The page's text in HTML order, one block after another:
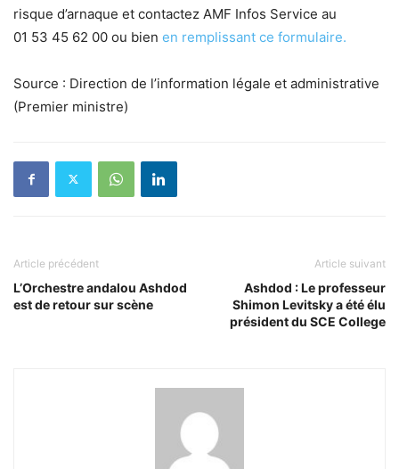
risque d’arnaque et contactez AMF Infos Service au
01 53 45 62 00 ou bien en remplissant ce formulaire.
Source : Direction de l’information légale et administrative
(Premier ministre)
Article précédent
L’Orchestre andalou Ashdod
est de retour sur scène
Article suivant
Ashdod : Le professeur
Shimon Levitsky a été élu
président du SCE College